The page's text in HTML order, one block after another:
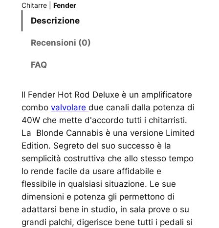
Chitarre| Fender
Descrizione
Recensioni (0)
FAQ
Il Fender Hot Rod Deluxe è un amplificatore
combo valvolare due canali dalla potenza di
40W che mette d'accordo tutti i chitarristi.
La Blonde Cannabis è una versione Limited
Edition. Segreto del suo successo è la
semplicità costruttiva che allo stesso tempo
lo rende facile da usare affidabile e
flessibile in qualsiasi situazione. Le sue
dimensioni e potenza gli permettono di
adattarsi bene in studio, in sala prove o su
grandi palchi, digerisce bene tutti i pedali si